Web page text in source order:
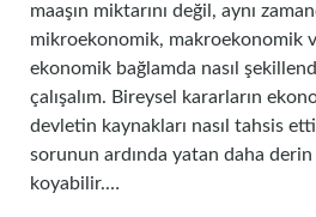
maaşın miktarını değil, aynı
mikroekonomik, makroekonomik
ekonomik bağlamda nasıl
çalışalım. Bireysel kararların
devletin kaynakları nasıl tahsis
sorunun ardında yatan daha
koyabilir.…